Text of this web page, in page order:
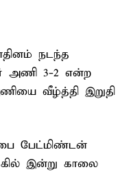
நடந்த
அணி 3-2 என்ற
வீழ்த்தி இறுதி
பேட்மிண்டன்
இன்று காலை